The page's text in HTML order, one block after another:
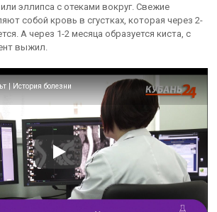
эллипса с отеками вокруг. Свежие
собой кровь в сгустках, которая через 2-
А через 1-2 месяца образуется киста, с
выжил.
| История болезни